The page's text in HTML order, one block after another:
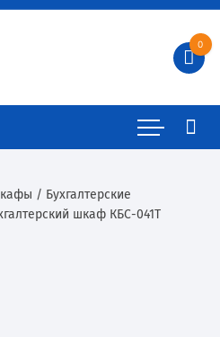
0
/ Бухгалтерские
шкаф КБС-041Т